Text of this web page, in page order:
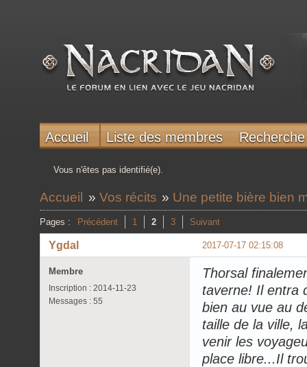
Accueil Liste des membres Recherche
Vous n'êtes pas identifié(e).
Accueil » Vos récits » Une petite bière bien
Pages : Précédent 1 2 3 Suivant
2017-07-17 02:15:08
Ygdal
Membre
Inscription : 2014-11-23
Messages : 55
Thorsal
taverne! Il entra
bien au vue au
taille de la ville,
venir les
place libre...Il